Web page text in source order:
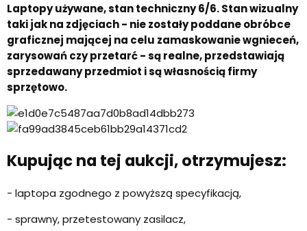
Laptopy używane, stan techniczny 6/6. Stan wizualny
taki jak na zdjęciach - nie zostały poddane obróbce
graficznej mającej na celu zamaskowanie wgnieceń,
zarysowań czy przetarć - są realne, przedstawiają
sprzedawany przedmiot i są własnością firmy
sprzętowo.
Kupując na tej aukcji, otrzymujesz:
- laptopa zgodnego z powyższą specyfikacją,
- sprawny, przetestowany zasilacz,